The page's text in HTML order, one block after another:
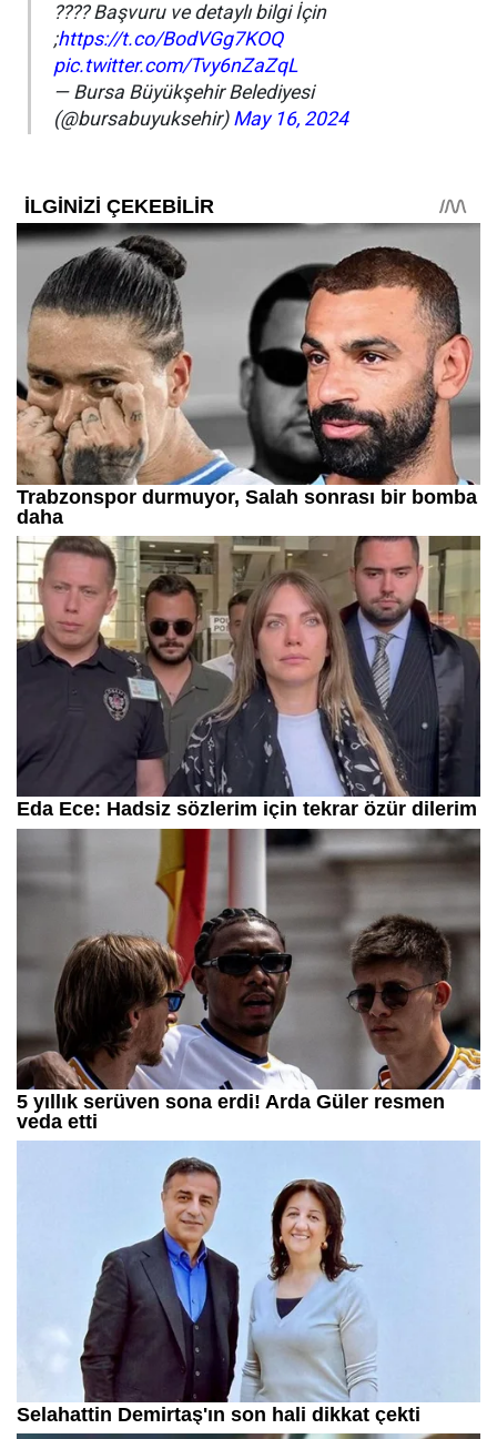
???? Başvuru ve detaylı bilgi İçin
;https://t.co/BodVGg7KOQ
pic.twitter.com/Tvy6nZaZqL
— Bursa Büyükşehir Belediyesi
(@bursabuyuksehir) May 16, 2024